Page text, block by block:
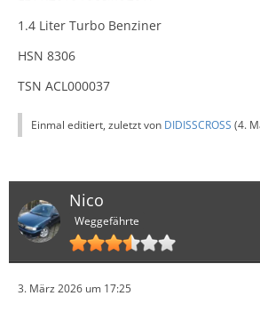
1.4 Liter Turbo Benziner
HSN 8306
TSN ACL000037
Einmal editiert, zuletzt von DIDISSCROSS (4.
Nico
Weggefährte
3. März 2026 um 17:25